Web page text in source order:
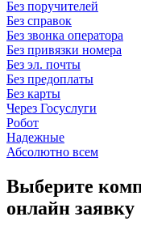
Без поручителей
Без справок
Без звонка оператора
Без привязки номера
Без эл. почты
Без предоплаты
Без карты
Через Госуслуги
Робот
Надежные
Абсолютно всем
Выберите
онлайн заявку